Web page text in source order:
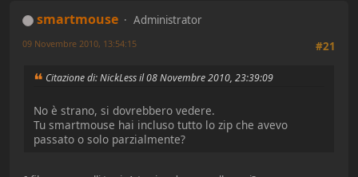
smartmouse
Administrator
#21
09 Novembre 2010, 13:54:15
Citazione di: NickLess il 08 Novembre 2010, 23:39:09
No è strano, si dovrebbero vedere.
Tu smartmouse hai incluso tutto lo zip che avevo
passato o solo parzialmente?